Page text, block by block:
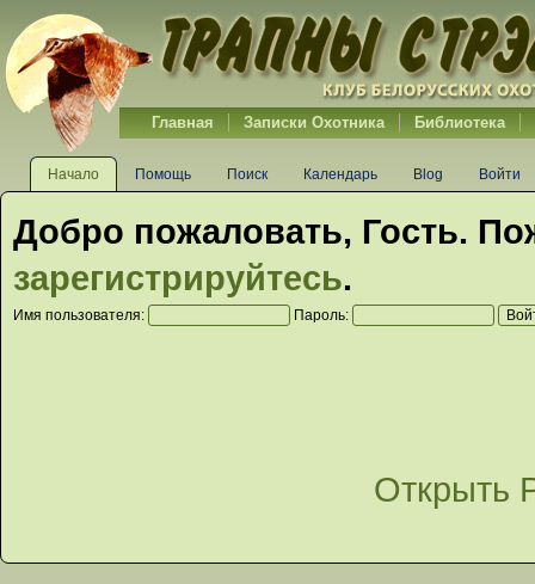
Главная Записки Охотника Библиотека
Начало Помощь Поиск Календарь Blog Войти
Добро пожаловать, Гость.
зарегистрируйтесь.
Имя пользователя: Пароль:
Открыть